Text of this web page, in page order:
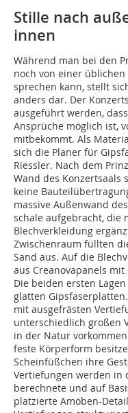
Stille nach
innen
Während man bei den
noch von einer
sprechen kann, stellt
anders dar. Der
ausgeführt werden,
Ansprüche möglich ist,
mitbekommt. Als
sich die Planer für
Riessler. Nach dem
Wand des Konzert­saals
keine
massive Außenwand
schale aufgebracht, die
Blechverkleidung
Zwischenraum füllten
Sand aus. Auf die
aus Creanovapanels
Die beiden ersten
glatten
mit ausgefrästen
unterschiedlich großen
in der Natur
feste Körperform
Scheinfüßchen ihre
Vertiefungen werden in
berechnete und auf
platzierte Amöben-